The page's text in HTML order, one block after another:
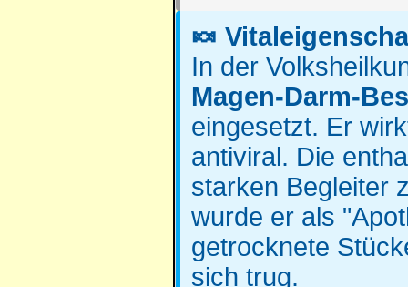
🍬
In der
Magen-Darm-
eingesetzt. Er
antiviral. Die
starken Begleiter
wurde er als
getrocknete
sich trug.